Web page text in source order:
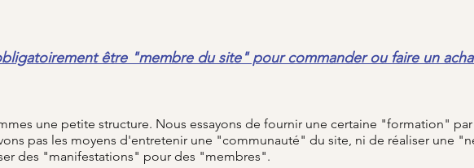
être "membre du site" pour commander ou faire un
une petite structure. Nous essayons de fournir une certaine "formation"
pas les moyens d'entretenir une "communauté" du site, ni de réaliser une
des "manifestations" pour des "membres".